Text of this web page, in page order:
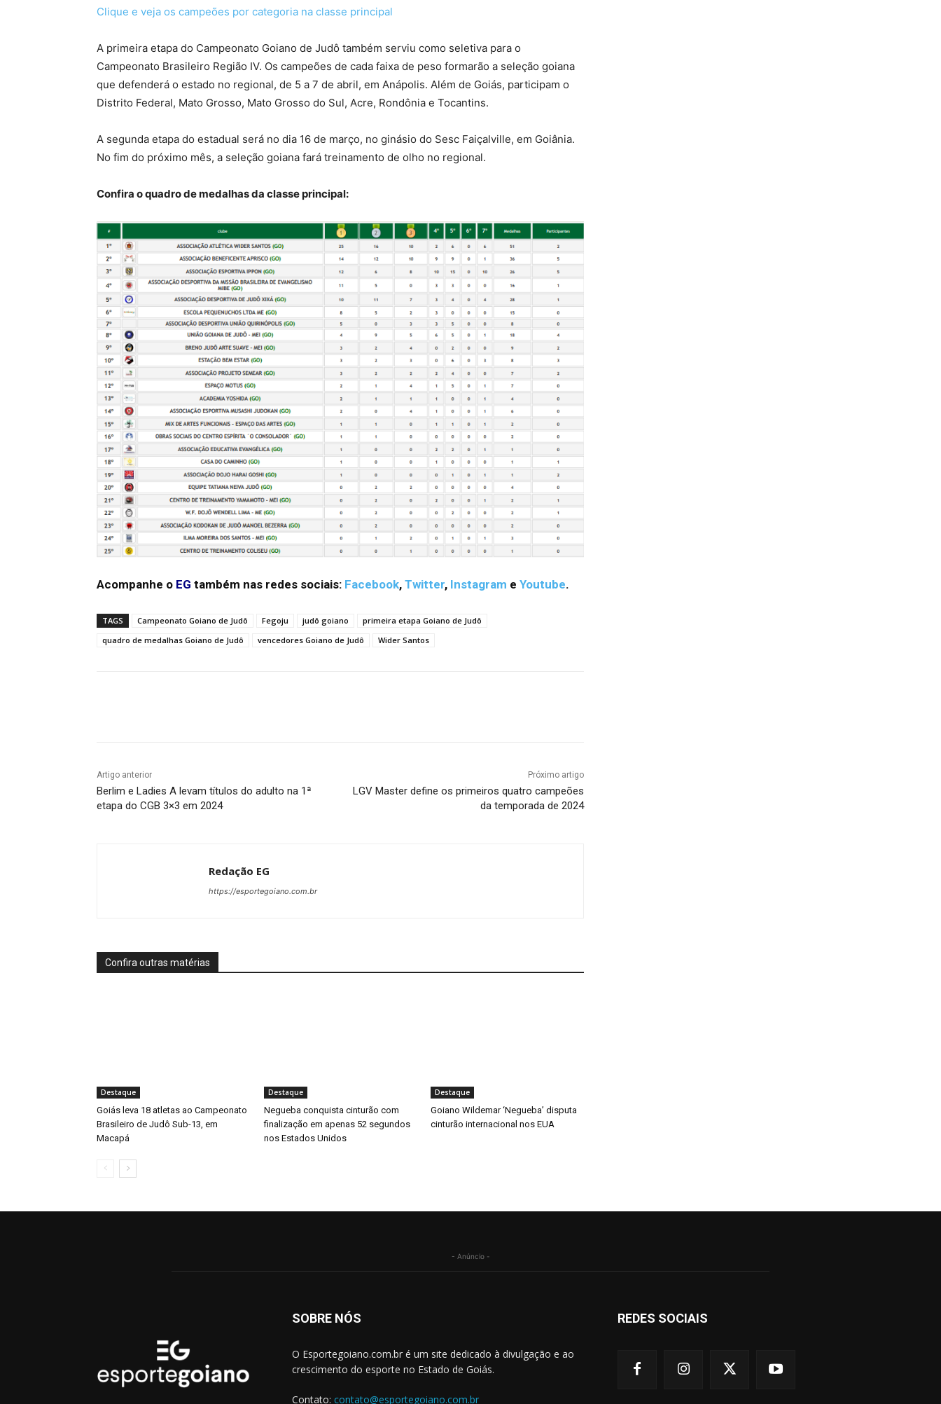
Clique e veja os campeões por categoria na classe principal
A primeira etapa do Campeonato Goiano de Judô também serviu como seletiva para o
Campeonato Brasileiro Região IV. Os campeões de cada faixa de peso formarão a seleção goiana
que defenderá o estado no regional, de 5 a 7 de abril, em Anápolis. Além de Goiás, participam o
Distrito Federal, Mato Grosso, Mato Grosso do Sul, Acre, Rondônia e Tocantins.
A segunda etapa do estadual será no dia 16 de março, no ginásio do Sesc Faiçalville, em Goiânia.
No fim do próximo mês, a seleção goiana fará treinamento de olho no regional.
Confira o quadro de medalhas da classe principal:
Acompanhe o EG também nas redes sociais: Facebook, Twitter, Instagram e Youtube.
TAGS Campeonato Goiano de Judô Fegoju judô goiano
primeira etapa Goiano de Judô
quadro de medalhas Goiano de Judô
vencedores Goiano de Judô Wider Santos
Artigo anterior
Berlim e Ladies A levam títulos do adulto na 1ª
etapa do CGB 3×3 em 2024
Próximo artigo
LGV Master define os primeiros quatro campeões
da temporada de 2024
Redação EG
https://esportegoiano.com.br
Confira outras matérias
Destaque
Goiás leva 18 atletas ao Campeonato
Brasileiro de Judô Sub-13, em
Macapá
Destaque
Negueba conquista cinturão com
finalização em apenas 52 segundos
nos Estados Unidos
Destaque
Goiano Wildemar ‘Negueba’ disputa
cinturão internacional nos EUA
- Anúncio -
SOBRE NÓS
O Esportegoiano.com.br é um site dedicado à divulgação e ao
crescimento do esporte no Estado de Goiás.
Contato: contato@esportegoiano.com.br
REDES SOCIAIS